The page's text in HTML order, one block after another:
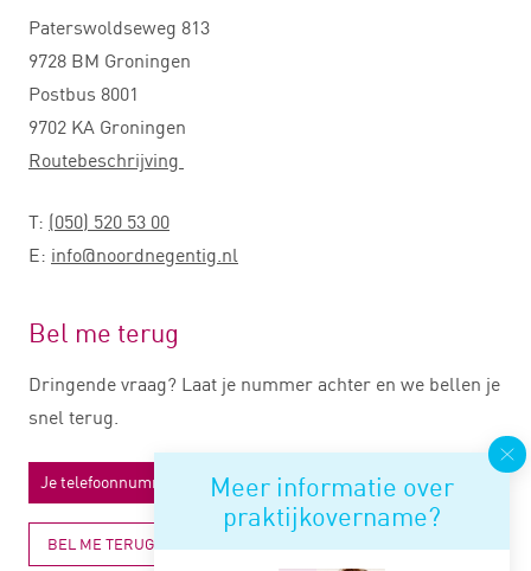
Meer informatie over
praktijkovername?
Paterswoldseweg 813
9728 BM Groningen
Postbus 8001
9702 KA Groningen
Routebeschrijving
T: (050) 520 53 00
E: info@noordnegentig.nl
Bel me terug
Dringende vraag? Laat je nummer achter en we bellen je
snel terug.
BEL ME TERUG